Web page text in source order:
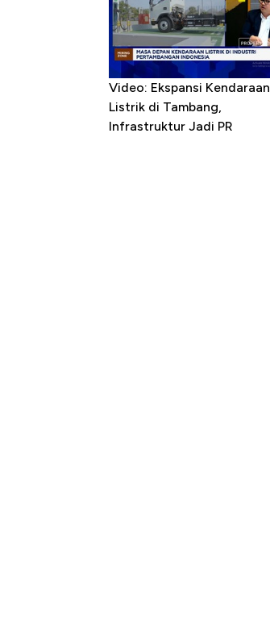
Video: Ekspansi Kendaraan
Listrik di Tambang,
Infrastruktur Jadi PR